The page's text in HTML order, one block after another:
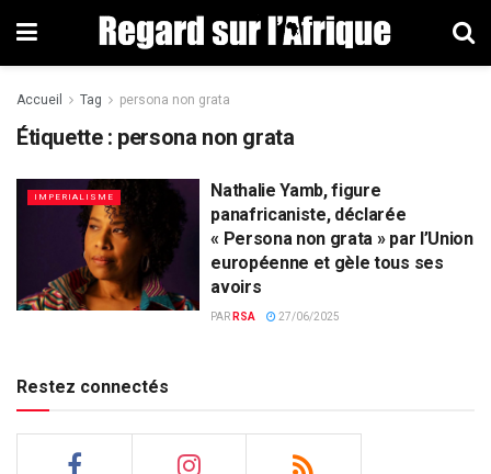
Accueil Tag persona non grata
Étiquette : persona non grata
IMPERIALISME
Nathalie Yamb, figure
panafricaniste, déclarée
« Persona non grata » par l’Union
européenne et gèle tous ses
avoirs
PAR RSA 27/06/2025
Restez connectés